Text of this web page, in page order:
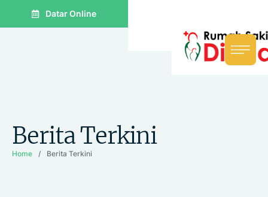
Datar Online
Berita Terkini
Home / Berita Terkini